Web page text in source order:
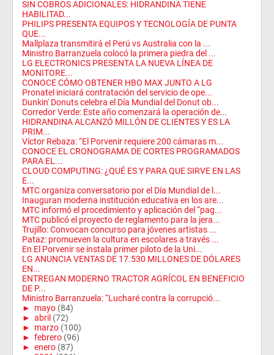
SIN COBROS ADICIONALES: HIDRANDINA TIENE
HABILITAD...
PHILIPS PRESENTA EQUIPOS Y TECNOLOGÍA DE PUNTA
QUE...
Mallplaza transmitirá el Perú vs Australia con la ...
Ministro Barranzuela colocó la primera piedra del ...
LG ELECTRONICS PRESENTA LA NUEVA LÍNEA DE
MONITORE...
CONOCE CÓMO OBTENER HBO MAX JUNTO A LG
Pronatel iniciará contratación del servicio de ope...
Dunkin' Donuts celebra el Día Mundial del Donut ob...
Corredor Verde: Este año comenzará la operación de...
HIDRANDINA ALCANZÓ MILLÓN DE CLIENTES Y ES LA
PRIM...
Víctor Rebaza: “El Porvenir requiere 200 cámaras m...
CONOCE EL CRONOGRAMA DE CORTES PROGRAMADOS
PARA EL...
CLOUD COMPUTING: ¿QUÉ ES Y PARA QUE SIRVE EN LAS
E...
MTC organiza conversatorio por el Día Mundial de l...
Inauguran moderna institución educativa en los are...
MTC informó el procedimiento y aplicación del “pag...
MTC publicó el proyecto de reglamento para la jera...
Trujillo: Convocan concurso para jóvenes artistas ...
Pataz: promueven la cultura en escolares a través ...
En El Porvenir se instala primer piloto de la Uni...
LG ANUNCIA VENTAS DE 17.530 MILLONES DE DÓLARES
EN...
ENTREGAN MODERNO TRACTOR AGRÍCOL EN BENEFICIO
DE P...
Ministro Barranzuela: “Lucharé contra la corrupció...
► mayo (84)
► abril (72)
► marzo (100)
► febrero (96)
► enero (87)